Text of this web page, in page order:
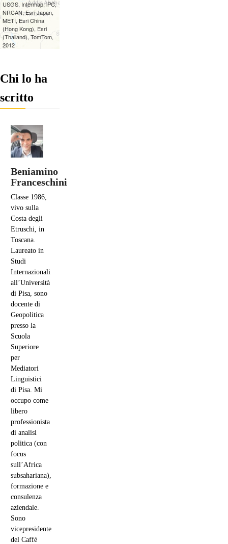
Chi lo ha
scritto
Beniamino
Franceschini
Classe 1986,
vivo sulla
Costa degli
Etruschi, in
Toscana.
Laureato in
Studi
Internazionali
all’Università
di Pisa, sono
docente di
Geopolitica
presso la
Scuola
Superiore
per
Mediatori
Linguistici
di Pisa. Mi
occupo come
libero
professionista
di analisi
politica (con
focus
sull’Africa
subsahariana),
formazione e
consulenza
aziendale.
Sono
vicepresidente
del Caffè